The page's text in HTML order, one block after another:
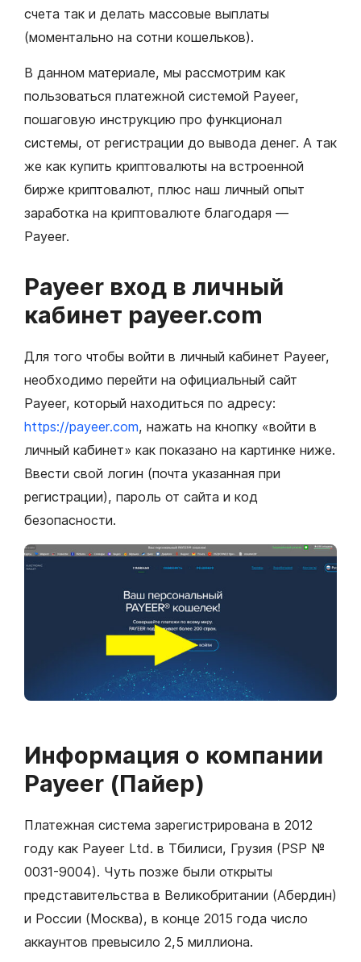
счета так и делать массовые выплаты
(моментально на сотни кошельков).
В данном материале, мы рассмотрим как
пользоваться платежной системой Payeer,
пошаговую инструкцию про функционал
системы, от регистрации до вывода денег. А так
же как купить криптовалюты на встроенной
бирже криптовалют, плюс наш личный опыт
заработка на криптовалюте благодаря —
Payeer.
Payeer вход в личный
кабинет payeer.com
Для того чтобы войти в личный кабинет Payeer,
необходимо перейти на официальный сайт
Payeer, который находиться по адресу:
https://payeer.com, нажать на кнопку «войти в
личный кабинет» как показано на картинке ниже.
Ввести свой логин (почта указанная при
регистрации), пароль от сайта и код
безопасности.
Информация о компании
Payeer (Пайер)
Платежная система зарегистрирована в 2012
году как Payeer Ltd. в Тбилиси, Грузия (PSP №
0031-9004). Чуть позже были открыты
представительства в Великобритании (Абердин)
и России (Москва), в конце 2015 года число
аккаунтов превысило 2,5 миллиона.